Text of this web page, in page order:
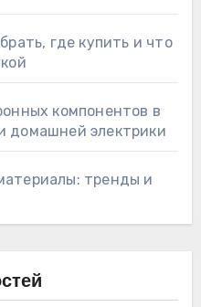
где купить и что
компонентов в
домашней электрики
тренды и